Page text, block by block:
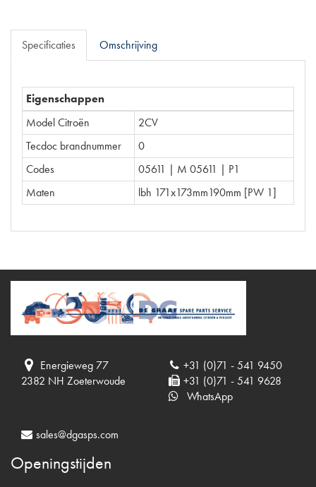
Specificaties Omschrijving
Eigenschappen
Model Citroën
2CV
Tecdoc brandnummer
0
Codes
05611 | M 05611 | P1
Maten
lbh 171x173mm190mm [PW 1]
Energieweg 77
2382 NH Zoeterwoude
+31 (0)71 - 541 9450
+31 (0)71 - 541 9628
WhatsApp
sales@dgasps.com
Openingstijden